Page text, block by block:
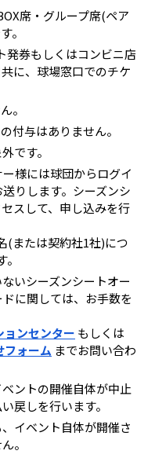
席・グループ席(ペア
。
発券もしくはコンビニ店
に、球場窓口でのチケ
。
付与はありません。
です。
様には球団からログイ
りします。シーズンシ
スして、申し込みを行
(または契約社1社)につ
いシーズンシートオー
に関しては、お手数を
ョンセンター もしくは
フォーム までお問い合わ
ントの開催自体が中止
戻しを行います。
イベント自体が開催さ
。